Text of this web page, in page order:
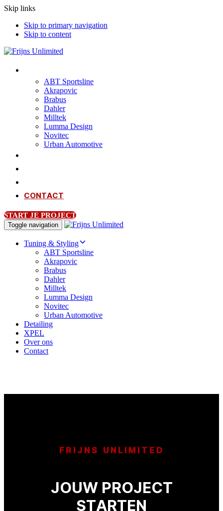
Skip links
Skip to primary navigation
Skip to content
ABT Sportsline
Akrapovic
Brabus
Dahler
Milltek
Lumma Design
Novitec
Urban Automotive
CONTACT
START JE PROJECT
Toggle navigation
Tuning & Styling
ABT Sportsline
Akrapovic
Brabus
Dahler
Milltek
Lumma Design
Novitec
Urban Automotive
Detailing
XPEL
Over ons
Contact
FRIJNS UNLIMITED
JOUW PROJECT